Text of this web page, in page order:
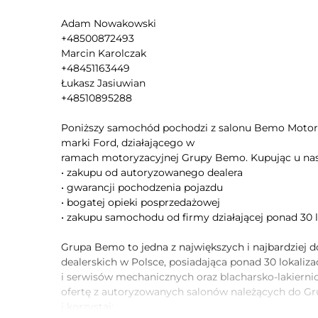
parkowaniu)
Kamera panoramiczna 360
Lusterka boczne ustawiane elektrycznie
Lusterka boczne składane elektrycznie
Aktywny asystent zmiany pasa ruchu
pojazdu
Asystent hamowania - Brake Assist
Kontrola trakcji
Aktywne rozpoznawanie znaków ograniczenia
prędkości
Asystent zapobiegania kolizjom na
skrzyżowaniu
Czujnik zmierzchu
Światła do jazdy dziennej diodowe LED
Oświetlenie drogi do domu
System Start/Stop
Adam Nowakowski
+48500872493
Marcin Karolczak
+48451163449
Łukasz Jasiuwian
+48510895288
Poniższy samochód pochodzi z salonu Bemo
marki Ford, działającego w
ramach motoryzacyjnej Grupy Bemo. Kupując u
• zakupu od autoryzowanego dealera
• gwarancji pochodzenia pojazdu
• bogatej opieki posprzedażowej
• zakupu samochodu od firmy działającej ponad 30
Grupa Bemo to jedna z największych i najbardziej
dealerskich w Polsce, posiadająca ponad 30
i serwisów mechanicznych oraz blacharsko-
ofertę z autoryzowanych salonów należących do